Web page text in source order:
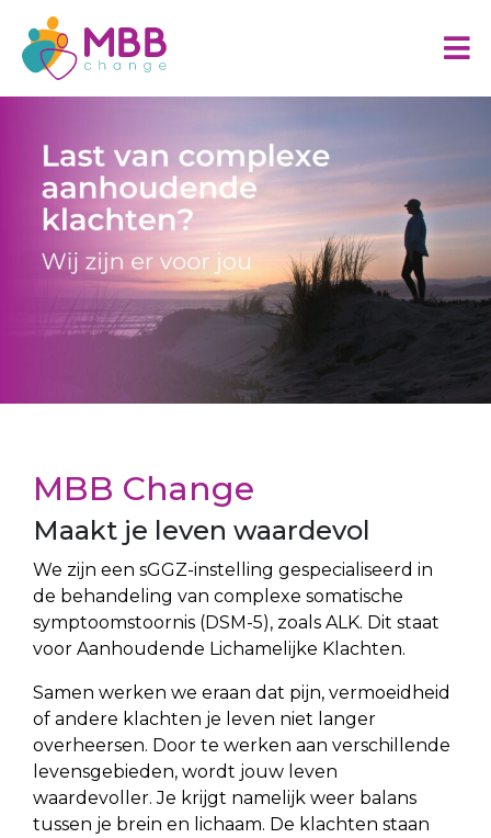
MBB Change
Maakt je leven waardevol
We zijn een sGGZ-instelling gespecialiseerd in
de behandeling van complexe somatische
symptoomstoornis (DSM-5), zoals ALK. Dit staat
voor Aanhoudende Lichamelijke Klachten.
Samen werken we eraan dat pijn, vermoeidheid
of andere klachten je leven niet langer
overheersen. Door te werken aan verschillende
levensgebieden, wordt jouw leven
waardevoller. Je krijgt namelijk weer balans
tussen je brein en lichaam. De klachten staan